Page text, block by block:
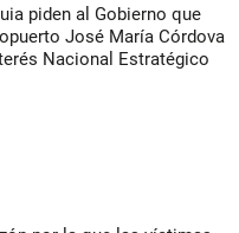
piden al Gobierno que
José María Córdova
Nacional Estratégico